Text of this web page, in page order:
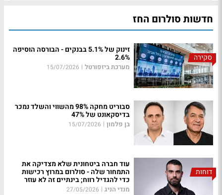
חדשות סולרום החז
סקירה
זינוק של 5.1% בבנקים - הבורסה הוסיפה
2.6%
מערכת ביזפורטל |
15/07/2026
סבוריט מחקה 98% מהשווי והשלד נמכר
בדיסקאונט של 47%
בן פלמון |
15/07/2026
דוחות
עוד חברה ביטחונית שלא מצדיקה את
התמחור שלה - סולרום במרוץ רכישות
כדי להגדיל רווח; בינתיים זה לא עוזר
מנדי הניג |
27/05/2026